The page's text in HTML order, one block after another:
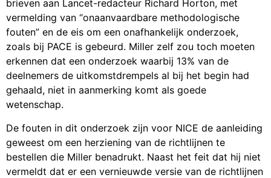
brieven aan Lancet-redacteur Richard Horton, met
vermelding van “onaanvaardbare methodologische
fouten” en de eis om een onafhankelijk onderzoek,
zoals bij PACE is gebeurd. Miller zelf zou toch moeten
erkennen dat een onderzoek waarbij 13% van de
deelnemers de uitkomstdrempels al bij het begin had
gehaald, niet in aanmerking komt als goede
wetenschap.
De fouten in dit onderzoek zijn voor NICE de aanleiding
geweest om een herziening van de richtlijnen te
bestellen die Miller benadrukt. Naast het feit dat hij niet
vermeldt dat er een vernieuwde versie van de richtlijnen